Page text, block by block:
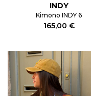
INDY
Kimono INDY 6
165,00 €